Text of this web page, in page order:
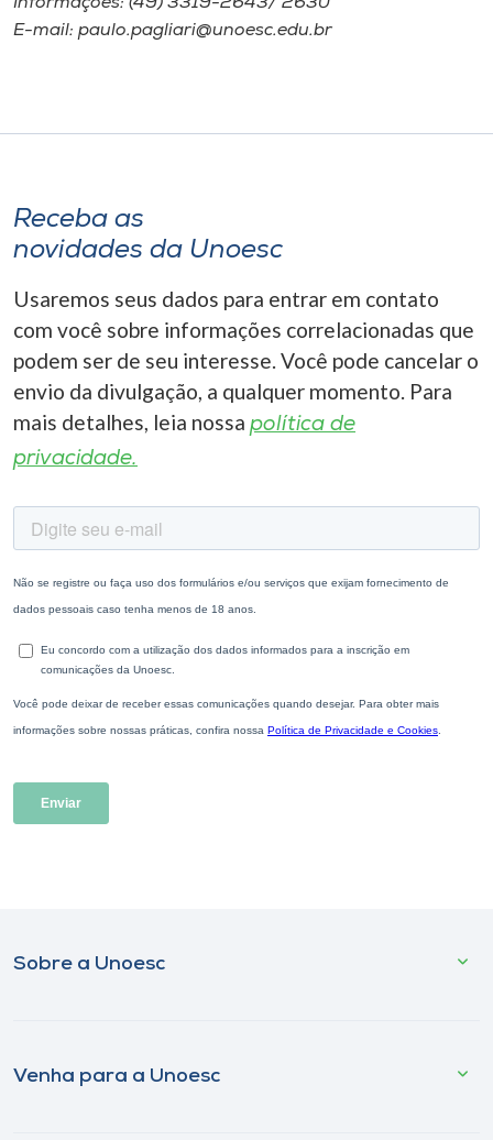
E-mail: paulo.pagliari@unoesc.edu.br
Receba as
novidades da Unoesc
Usaremos seus dados para entrar em contato
com você sobre informações correlacionadas que
podem ser de seu interesse. Você pode cancelar o
envio da divulgação, a qualquer momento. Para
mais detalhes, leia nossa política de
privacidade.
Sobre a Unoesc
Venha para a Unoesc